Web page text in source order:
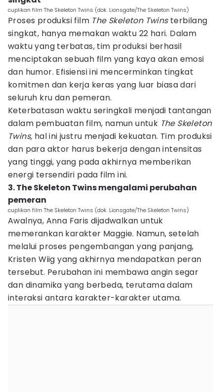
cuplikan film The Skeleton Twins (dok. Lionsgate/The Skeleton Twins)
Proses produksi film The Skeleton Twinsterbilang
singkat, hanya memakan waktu 22 hari. Dalam
waktu yang terbatas, tim produksi berhasil
menciptakan sebuah film yang kaya akan emosi
dan humor. Efisiensi ini mencerminkan tingkat
komitmen dan kerja keras yang luar biasa dari
seluruh kru dan pemeran.
Keterbatasan waktu seringkali menjadi tantangan
dalam pembuatan film, namun untuk The Skeleton
Twins, hal ini justru menjadi kekuatan. Tim produksi
dan para aktor harus bekerja dengan intensitas
yang tinggi, yang pada akhirnya memberikan
energi tersendiri pada film ini.
3. The Skeleton Twins mengalami perubahan
pemeran
cuplikan film The Skeleton Twins (dok. Lionsgate/The Skeleton Twins)
Awalnya, Anna Faris dijadwalkan untuk
memerankan karakter Maggie. Namun, setelah
melalui proses pengembangan yang panjang,
Kristen Wiig yang akhirnya mendapatkan peran
tersebut. Perubahan ini membawa angin segar
dan dinamika yang berbeda, terutama dalam
interaksi antara karakter-karakter utama.